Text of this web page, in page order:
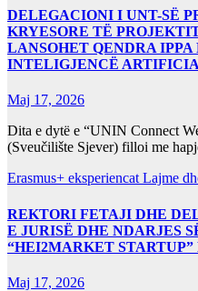
DELEGACIONI I UNT-SË
KRYESORE TË
LANSOHET QENDRA
INTELIGJENCË
Maj 17, 2026
Dita e dytë e “UNIN Connect
(Sveučilište Sjever) filloi me
Erasmus+ eksperiencatLajme
REKTORI FETAJI DHE
E JURISË DHE NDARJES
“HEI2MARKET
Maj 17, 2026